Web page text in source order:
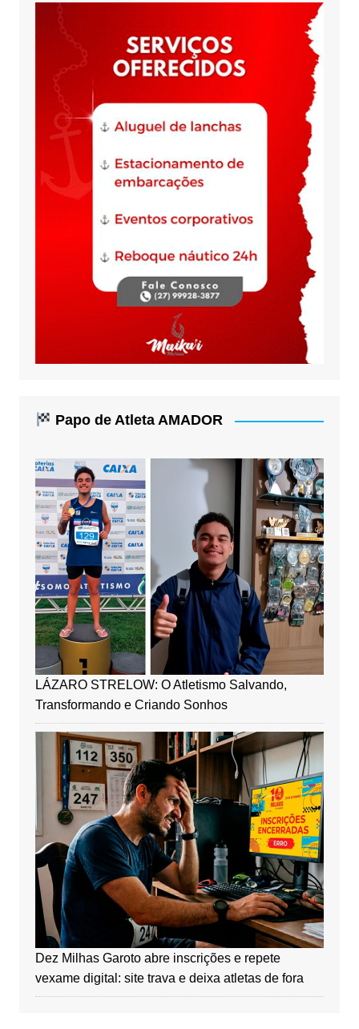
Papo de Atleta AMADOR
LÁZARO STRELOW: O Atletismo Salvando,
Transformando e Criando Sonhos
Dez Milhas Garoto abre inscrições e repete
vexame digital: site trava e deixa atletas de fora